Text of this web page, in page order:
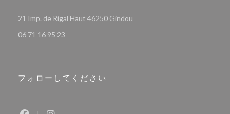
21 Imp. de Rigal Haut 46250 Gindou
06 71 16 95 23
フォローしてください